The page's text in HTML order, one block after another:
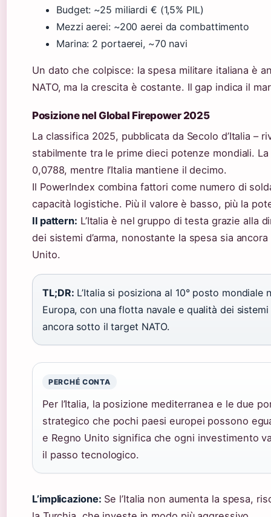
Budget: ~25 miliardi € (1,5% PIL)
Mezzi aerei: ~200 aerei da combattimento
Marina: 2 portaerei, ~70 navi
Un dato che colpisce: la spesa militare italiana è
NATO, ma la crescita è costante. Il gap indica il
Posizione nel Global Firepower 2025
La classifica 2025, pubblicata da Secolo d’Italia –
stabilmente tra le prime dieci potenze mondiali.
0,0788, mentre l’Italia mantiene il decimo.
Il PowerIndex combina fattori come numero di
capacità logistiche. Più il valore è basso, più la
Il pattern: L’Italia è nel gruppo di testa grazie alla
dei sistemi d’arma, nonostante la spesa sia
Unito.
TL;DR: L’Italia si posiziona al 10° posto
Europa, con una flotta navale e qualità dei
ancora sotto il target NATO.
PERCHÉ CONTA
Per l’Italia, la posizione mediterranea e le due
strategico che pochi paesi europei possono
e Regno Unito significa che ogni investimento
il passo tecnologico.
L’implicazione: Se l’Italia non aumenta la spesa,